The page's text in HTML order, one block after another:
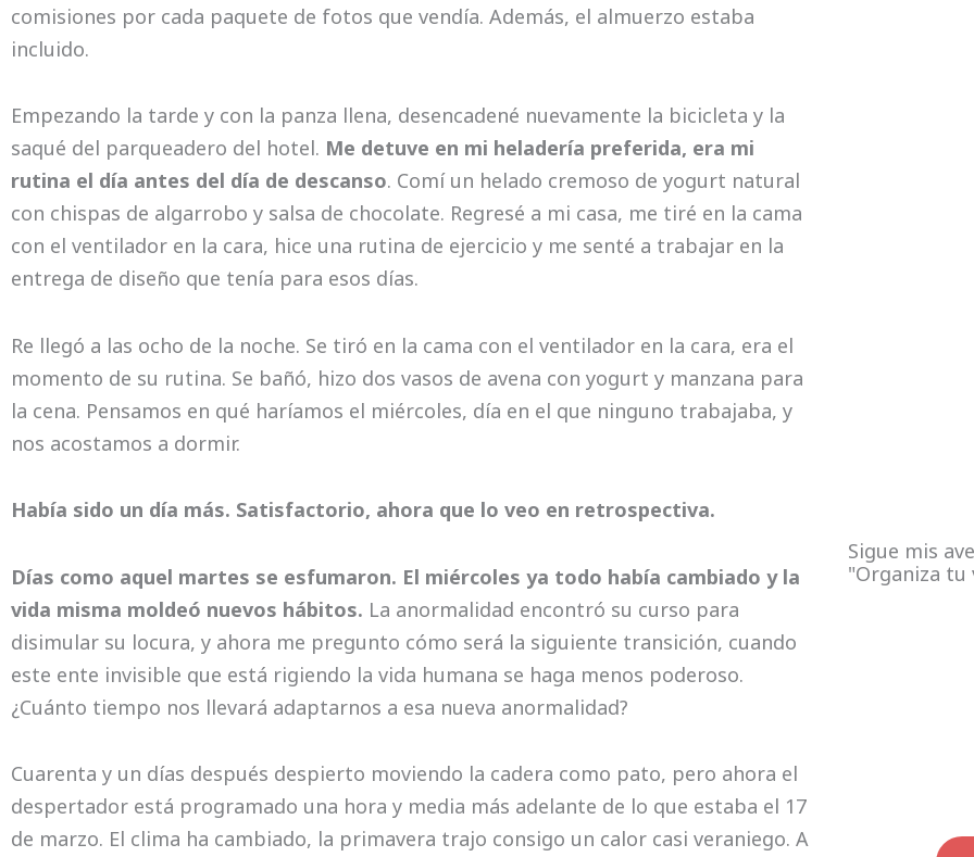
comisiones por cada paquete de fotos que vendía. Además, el almuerzo estaba
incluido.
Empezando la tarde y con la panza llena, desencadené nuevamente la bicicleta y la
saqué del parqueadero del hotel. Me detuve en mi heladería preferida, era mi
rutina el día antes del día de descanso. Comí un helado cremoso de yogurt natural
con chispas de algarrobo y salsa de chocolate. Regresé a mi casa, me tiré en la cama
con el ventilador en la cara, hice una rutina de ejercicio y me senté a trabajar en la
entrega de diseño que tenía para esos días.
Re llegó a las ocho de la noche. Se tiró en la cama con el ventilador en la cara, era el
momento de su rutina. Se bañó, hizo dos vasos de avena con yogurt y manzana para
la cena. Pensamos en qué haríamos el miércoles, día en el que ninguno trabajaba, y
nos acostamos a dormir.
Había sido un día más. Satisfactorio, ahora que lo veo en retrospectiva.
Días como aquel martes se esfumaron. El miércoles ya todo había cambiado y la
vida misma moldeó nuevos hábitos. La anormalidad encontró su curso para
disimular su locura, y ahora me pregunto cómo será la siguiente transición, cuando
este ente invisible que está rigiendo la vida humana se haga menos poderoso.
¿Cuánto tiempo nos llevará adaptarnos a esa nueva anormalidad?
Cuarenta y un días después despierto moviendo la cadera como pato, pero ahora el
despertador está programado una hora y media más adelante de lo que estaba el 17
de marzo. El clima ha cambiado, la primavera trajo consigo un calor casi veraniego. A
Sigue mis
"Organiza tu